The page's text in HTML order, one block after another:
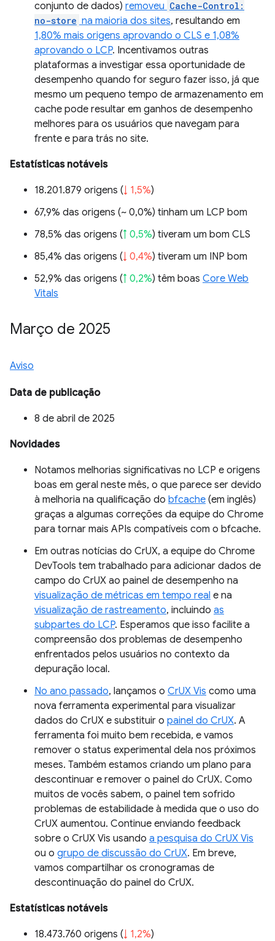
conjunto de dados) removeu Cache-Control:
no-store na maioria dos sites, resultando em
1,80% mais origens aprovando o CLS e 1,08%
aprovando o LCP. Incentivamos outras
plataformas a investigar essa oportunidade de
desempenho quando for seguro fazer isso, já que
mesmo um pequeno tempo de armazenamento em
cache pode resultar em ganhos de desempenho
melhores para os usuários que navegam para
frente e para trás no site.
Estatísticas notáveis
18.201.879 origens (↓ 1,5%)
67,9% das origens (~ 0,0%) tinham um LCP bom
78,5% das origens (↑ 0,5%) tiveram um bom CLS
85,4% das origens (↓ 0,4%) tiveram um INP bom
52,9% das origens (↑ 0,2%) têm boas Core Web
Vitals
Março de 2025
Aviso
Data de publicação
8 de abril de 2025
Novidades
Notamos melhorias significativas no LCP e origens
boas em geral neste mês, o que parece ser devido
à melhoria na qualificação do bfcache (em inglês)
graças a algumas correções da equipe do Chrome
para tornar mais APIs compatíveis com o bfcache.
Em outras notícias do CrUX, a equipe do Chrome
DevTools tem trabalhado para adicionar dados de
campo do CrUX ao painel de desempenho na
visualização de métricas em tempo real e na
visualização de rastreamento, incluindo as
subpartes do LCP. Esperamos que isso facilite a
compreensão dos problemas de desempenho
enfrentados pelos usuários no contexto da
depuração local.
No ano passado, lançamos o CrUX Vis como uma
nova ferramenta experimental para visualizar
dados do CrUX e substituir o painel do CrUX. A
ferramenta foi muito bem recebida, e vamos
remover o status experimental dela nos próximos
meses. Também estamos criando um plano para
descontinuar e remover o painel do CrUX. Como
muitos de vocês sabem, o painel tem sofrido
problemas de estabilidade à medida que o uso do
CrUX aumentou. Continue enviando feedback
sobre o CrUX Vis usando a pesquisa do CrUX Vis
ou o grupo de discussão do CrUX. Em breve,
vamos compartilhar os cronogramas de
descontinuação do painel do CrUX.
Estatísticas notáveis
18.473.760 origens (↓ 1,2%)